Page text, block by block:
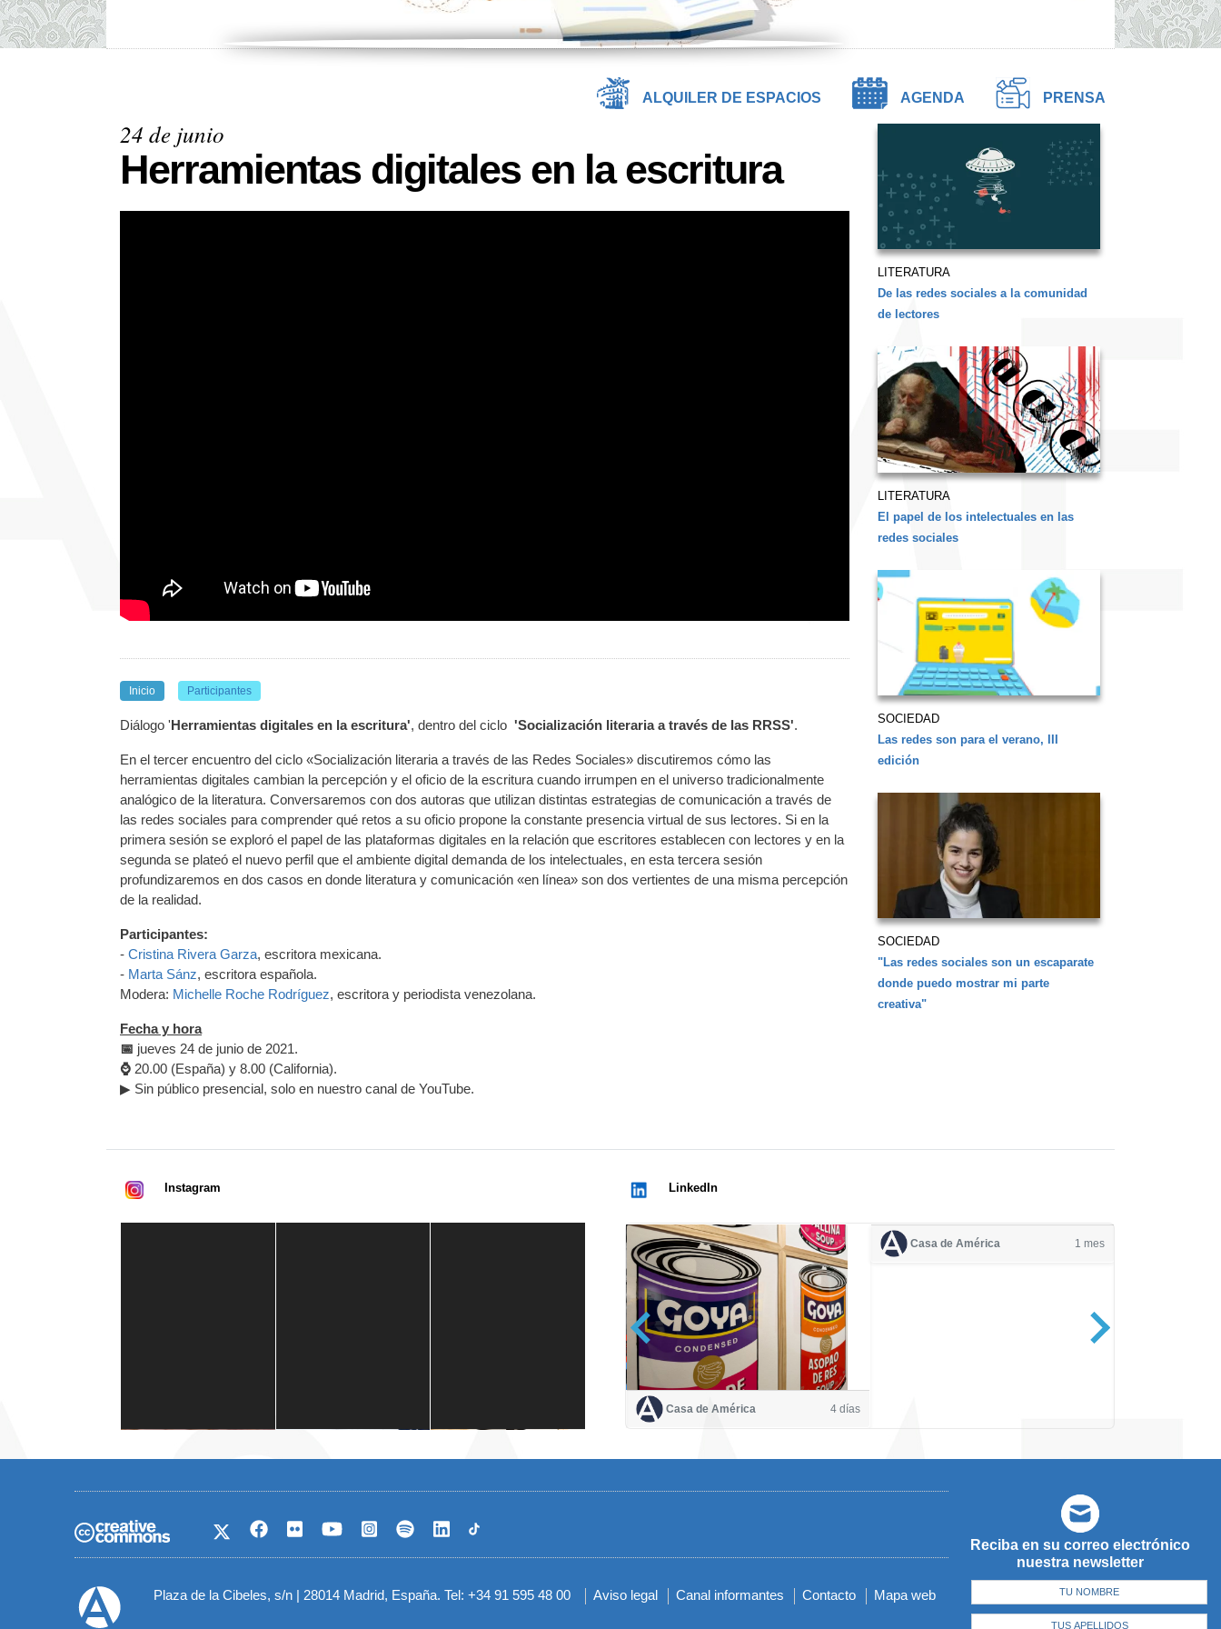
ALQUILER DE ESPACIOS AGENDA PRENSA
24 de junio
Herramientas digitales en la escritura
Inicio Participantes
Diálogo 'Herramientas digitales en la escritura', dentro del ciclo 'Socialización literaria a través de las RRSS'.
En el tercer encuentro del ciclo «Socialización literaria a través de las Redes Sociales» discutiremos cómo las
herramientas digitales cambian la percepción y el oficio de la escritura cuando irrumpen en el universo tradicionalmente
analógico de la literatura. Conversaremos con dos autoras que utilizan distintas estrategias de comunicación a través de
las redes sociales para comprender qué retos a su oficio propone la constante presencia virtual de sus lectores. Si en la
primera sesión se exploró el papel de las plataformas digitales en la relación que escritores establecen con lectores y en la
segunda se plateó el nuevo perfil que el ambiente digital demanda de los intelectuales, en esta tercera sesión
profundizaremos en dos casos en donde literatura y comunicación «en línea» son dos vertientes de una misma percepción
de la realidad.
Participantes:
- Cristina Rivera Garza, escritora mexicana.
- Marta Sánz, escritora española.
Modera: Michelle Roche Rodríguez, escritora y periodista venezolana.
Fecha y hora
📅 jueves 24 de junio de 2021.
⌚ 20.00 (España) y 8.00 (California).
▶ Sin público presencial, solo en nuestro canal de YouTube.
LITERATURA
De las redes sociales a la comunidad
de lectores
LITERATURA
El papel de los intelectuales en las
redes sociales
SOCIEDAD
Las redes son para el verano, III
edición
SOCIEDAD
"Las redes sociales son un escaparate
donde puedo mostrar mi parte
creativa"
Instagram LinkedIn
Casa de América 4 días
Casa de América 1 mes
Reciba en su correo electrónico
nuestra newsletter
Plaza de la Cibeles, s/n | 28014 Madrid, España. Tel: +34 91 595 48 00
Menú
Aviso legal Canal informantes Contacto Mapa web